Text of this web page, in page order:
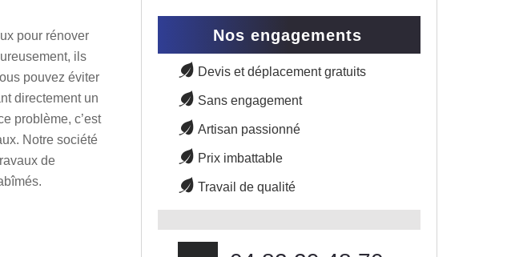
pour rénover
ils
pouvez éviter
directement un
problème, c’est
Notre société
de
Nos engagements
Devis et déplacement gratuits
Sans engagement
Artisan passionné
Prix imbattable
Travail de qualité